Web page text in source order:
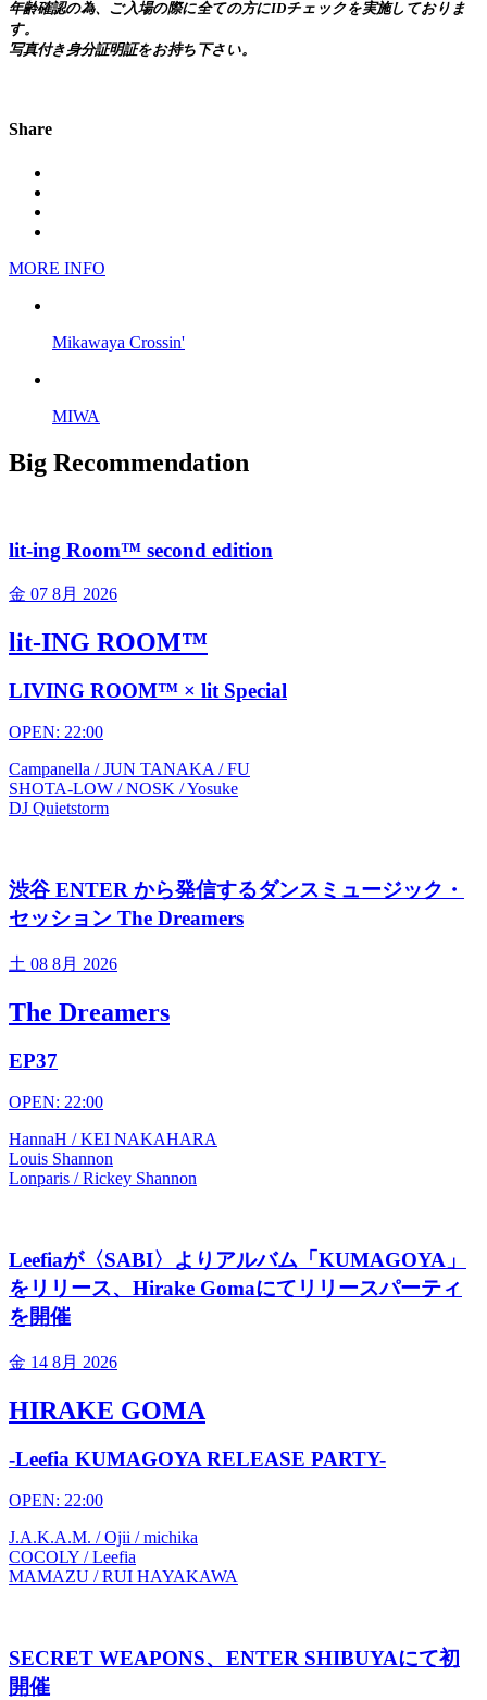
年齢確認の為、ご入場の際に全ての方にIDチェックを実施しておりま
す。
写真付き身分証明証をお持ち下さい。
Share
MORE INFO
Mikawaya Crossin'
MIWA
Big Recommendation
lit-ing Room™ second edition
金 07 8月 2026
lit-ING ROOM™
LIVING ROOM™ × lit Special
OPEN: 22:00
Campanella / JUN TANAKA / FU
SHOTA-LOW / NOSK / Yosuke
DJ Quietstorm
渋谷 ENTER から発信するダンスミュージック・
セッション The Dreamers
土 08 8月 2026
The Dreamers
EP37
OPEN: 22:00
HannaH / KEI NAKAHARA
Louis Shannon
Lonparis / Rickey Shannon
Leefiaが〈SABI〉よりアルバム「KUMAGOYA」
をリリース、Hirake Gomaにてリリースパーティ
を開催
金 14 8月 2026
HIRAKE GOMA
-Leefia KUMAGOYA RELEASE PARTY-
OPEN: 22:00
J.A.K.A.M. / Ojii / michika
COCOLY / Leefia
MAMAZU / RUI HAYAKAWA
SECRET WEAPONS、ENTER SHIBUYAにて初
開催